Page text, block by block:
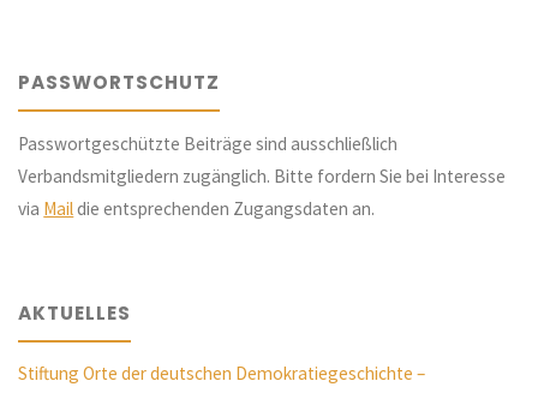
PASSWORTSCHUTZ
Passwortgeschützte Beiträge sind ausschließlich
Verbandsmitgliedern zugänglich. Bitte fordern Sie bei Interesse
via Maildie entsprechenden Zugangsdaten an.
AKTUELLES
Stiftung Orte der deutschen Demokratiegeschichte –